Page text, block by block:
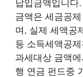
납입금액입니다
금액은 세금공
며, 실제 세액공
등 소득세액공
과세대상 금액
행 연금 펀드중